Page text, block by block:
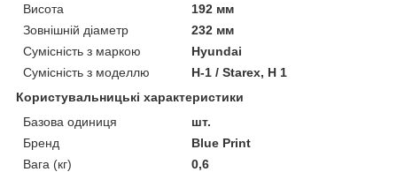
Висота
192 мм
Зовнішній діаметр
232 мм
Сумісність з маркою
Hyundai
Сумісність з моделлю
H-1 / Starex, H 1
Користувальницькі характеристики
Базова одиниця
шт.
Бренд
Blue Print
Вага (кг)
0,6